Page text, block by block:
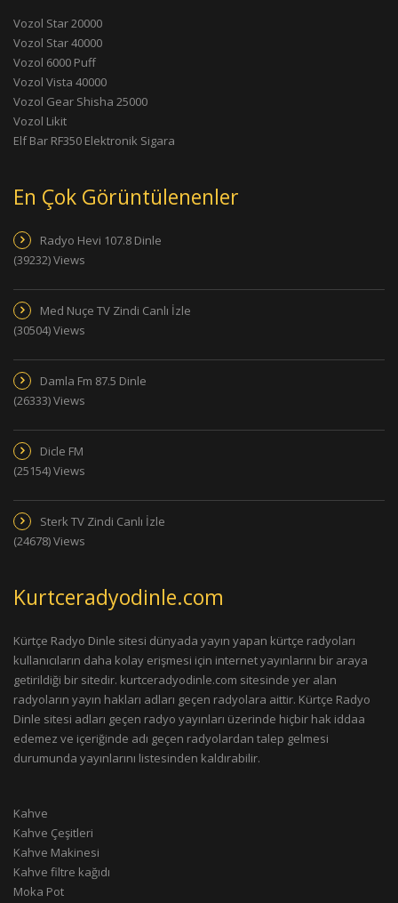
Vozol Star 20000
Vozol Star 40000
Vozol 6000 Puff
Vozol Vista 40000
Vozol Gear Shisha 25000
Vozol Likit
Elf Bar RF350 Elektronik Sigara
En Çok Görüntülenenler
Radyo Hevi 107.8 Dinle
(39232) Views
Med Nuçe TV Zindi Canlı İzle
(30504) Views
Damla Fm 87.5 Dinle
(26333) Views
Dicle FM
(25154) Views
Sterk TV Zindi Canlı İzle
(24678) Views
Kurtceradyodinle.com
Kürtçe Radyo Dinle sitesi dünyada yayın yapan kürtçe radyoları
kullanıcıların daha kolay erişmesi için internet yayınlarını bir araya
getirildiği bir sitedir. kurtceradyodinle.com sitesinde yer alan
radyoların yayın hakları adları geçen radyolara aittir. Kürtçe Radyo
Dinle sitesi adları geçen radyo yayınları üzerinde hiçbir hak iddaa
edemez ve içeriğinde adı geçen radyolardan talep gelmesi
durumunda yayınlarını listesinden kaldırabilir.
Kahve
Kahve Çeşitleri
Kahve Makinesi
Kahve filtre kağıdı
Moka Pot